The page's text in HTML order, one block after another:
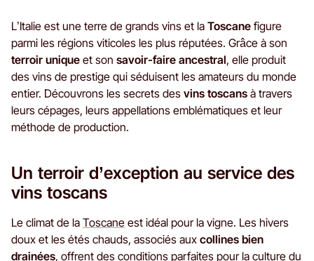
L’Italie est une terre de grands vins et la Toscane figure
parmi les régions viticoles les plus réputées. Grâce à son
terroir unique et son savoir-faire ancestral, elle produit
des vins de prestige qui séduisent les amateurs du monde
entier. Découvrons les secrets des vins toscans à travers
leurs cépages, leurs appellations emblématiques et leur
méthode de production.
Un terroir d’exception au service des
vins toscans
Le climat de la Toscane est idéal pour la vigne. Les hivers
doux et les étés chauds, associés aux collines bien
drainées, offrent des conditions parfaites pour la culture du